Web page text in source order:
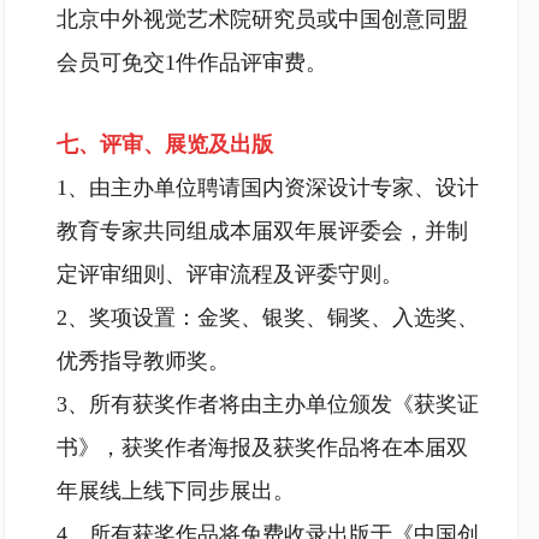
北京中外视觉艺术院研究员或中国创意同盟
会员可免交1件作品评审费。
七、评审、展览及出版
1、由主办单位聘请国内资深设计专家、设计
教育专家共同组成本届双年展评委会，并制
定评审细则、评审流程及评委守则。
2、奖项设置：金奖、银奖、铜奖、入选奖、
优秀指导教师奖。
3、所有获奖作者将由主办单位颁发《获奖证
书》，获奖作者海报及获奖作品将在本届双
年展线上线下同步展出。
4、所有获奖作品将免费收录出版于《中国创